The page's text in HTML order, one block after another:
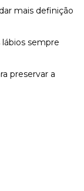
mais definição
sempre
preservar a